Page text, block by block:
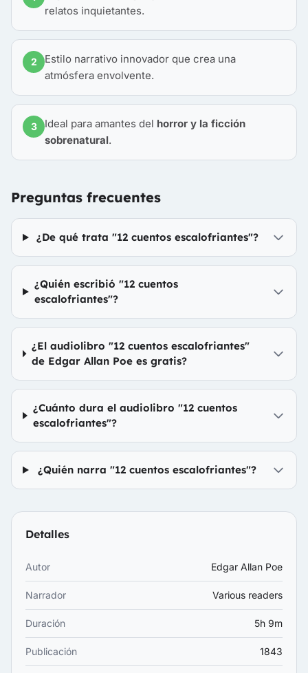
relatos inquietantes.
2
Estilo narrativo innovador que crea una
atmósfera envolvente.
3 Ideal para amantes del horror y la ficción
sobrenatural.
Preguntas frecuentes
¿De qué trata "12 cuentos escalofriantes"?
¿Quién escribió "12 cuentos
escalofriantes"?
¿El audiolibro "12 cuentos escalofriantes"
de Edgar Allan Poe es gratis?
¿Cuánto dura el audiolibro "12 cuentos
escalofriantes"?
¿Quién narra "12 cuentos escalofriantes"?
Detalles
Autor Edgar Allan Poe
Narrador Various readers
Duración 5h 9m
Publicación 1843